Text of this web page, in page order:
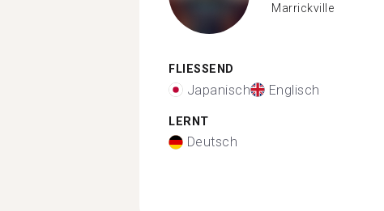
Marrickville
FLIESSEND
Japanisch Englisch
LERNT
Deutsch